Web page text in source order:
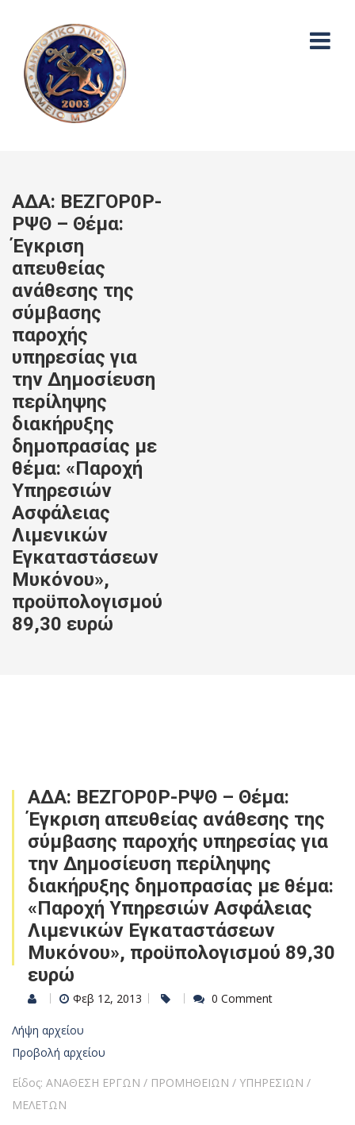
ΑΔΑ: ΒΕΖΓΟΡ0Ρ-
ΡΨΘ – Θέμα:
Έγκριση
απευθείας
ανάθεσης της
σύμβασης
παροχής
υπηρεσίας για
την Δημοσίευση
περίληψης
διακήρυξης
δημοπρασίας με
θέμα: «Παροχή
Υπηρεσιών
Ασφάλειας
Λιμενικών
Εγκαταστάσεων
Μυκόνου»,
προϋπολογισμού
89,30 ευρώ
ΑΔΑ: ΒΕΖΓΟΡ0Ρ-ΡΨΘ – Θέμα:
Έγκριση απευθείας ανάθεσης της
σύμβασης παροχής υπηρεσίας για
την Δημοσίευση περίληψης
διακήρυξης δημοπρασίας με θέμα:
«Παροχή Υπηρεσιών Ασφάλειας
Λιμενικών Εγκαταστάσεων
Μυκόνου», προϋπολογισμού 89,30
ευρώ
Φεβ 12, 2013 0 Comment
Λήψη αρχείου
Προβολή αρχείου
Είδος: ΑΝΑΘΕΣΗ ΕΡΓΩΝ / ΠΡΟΜΗΘΕΙΩΝ / ΥΠΗΡΕΣΙΩΝ /
ΜΕΛΕΤΩΝ